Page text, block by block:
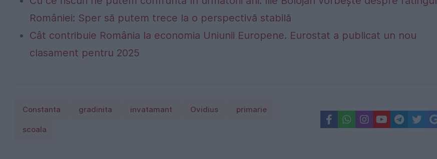
României: Sper să putem trece la o perspectivă stabilă
Cât contribuie România la economia Uniunii Europene. Eurostat a publicat un nou
clasament pentru 2025
Constanta gradinita invatamant Ovidius primarie
scoala